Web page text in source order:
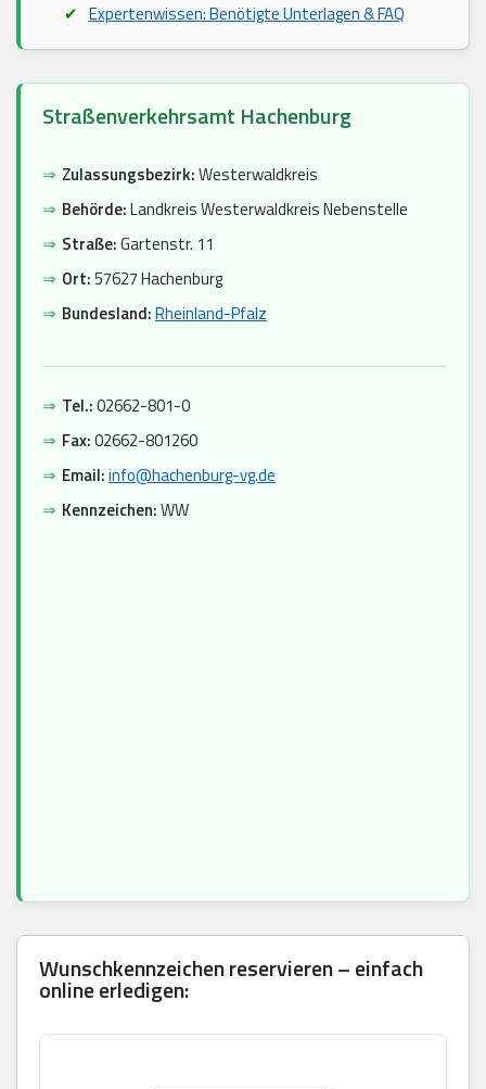
Expertenwissen: Benötigte Unterlagen & FAQ
Straßenverkehrsamt Hachenburg
⇒ Zulassungsbezirk:Westerwaldkreis
⇒ Behörde:Landkreis Westerwaldkreis Nebenstelle
⇒ Straße:Gartenstr. 11
⇒ Ort:57627 Hachenburg
⇒ Bundesland:Rheinland-Pfalz
⇒ Tel.:02662-801-0
⇒ Fax:02662-801260
⇒ Email:info@hachenburg-vg.de
⇒ Kennzeichen:WW
Wunschkennzeichen reservieren – einfach
online erledigen: